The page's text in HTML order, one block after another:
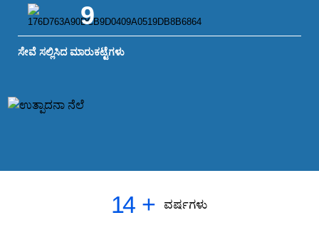
9
ಸೇವೆ ಸಲ್ಲಿಸಿದ ಮಾರುಕಟ್ಟೆಗಳು
14 + ವರ್ಷಗಳು